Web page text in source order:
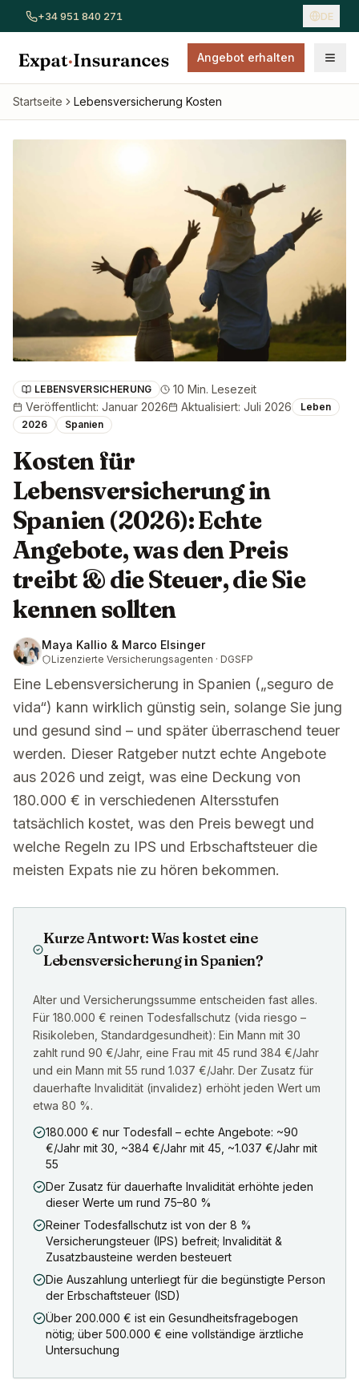
+34 951 840 271 DE
Angebot erhalten
Alle Versicherungen ansehenAutoversicherung
Startseite Lebensversicherung Kosten
LEBENSVERSICHERUNG
10 Min. Lesezeit
Veröffentlicht: Januar 2026 Aktualisiert: Juli 2026
Leben
2026
Spanien
Kosten für
Lebensversicherung in
Spanien (2026): Echte
Angebote, was den Preis
treibt & die Steuer, die Sie
kennen sollten
Maya Kallio & Marco Elsinger
Lizenzierte Versicherungsagenten · DGSFP
Eine Lebensversicherung in Spanien („seguro de
vida“) kann wirklich günstig sein, solange Sie jung
und gesund sind – und später überraschend teuer
werden. Dieser Ratgeber nutzt echte Angebote
aus 2026 und zeigt, was eine Deckung von
180.000 € in verschiedenen Altersstufen
tatsächlich kostet, was den Preis bewegt und
welche Regeln zu IPS und Erbschaftsteuer die
meisten Expats nie zu hören bekommen.
Kurze Antwort: Was kostet eine
Lebensversicherung in Spanien?
Alter und Versicherungssumme entscheiden fast alles.
Für 180.000 € reinen Todesfallschutz (vida riesgo –
Risikoleben, Standardgesundheit): Ein Mann mit 30
zahlt rund 90 €/Jahr, eine Frau mit 45 rund 384 €/Jahr
und ein Mann mit 55 rund 1.037 €/Jahr. Der Zusatz für
dauerhafte Invalidität (invalidez) erhöht jeden Wert um
etwa 80 %.
180.000 € nur Todesfall – echte Angebote: ~90
€/Jahr mit 30, ~384 €/Jahr mit 45, ~1.037 €/Jahr mit
55
Der Zusatz für dauerhafte Invalidität erhöhte jeden
dieser Werte um rund 75–80 %
Reiner Todesfallschutz ist von der 8 %
Versicherungsteuer (IPS) befreit; Invalidität &
Zusatzbausteine werden besteuert
Die Auszahlung unterliegt für die begünstigte Person
der Erbschaftsteuer (ISD)
Über 200.000 € ist ein Gesundheitsfragebogen
nötig; über 500.000 € eine vollständige ärztliche
Untersuchung